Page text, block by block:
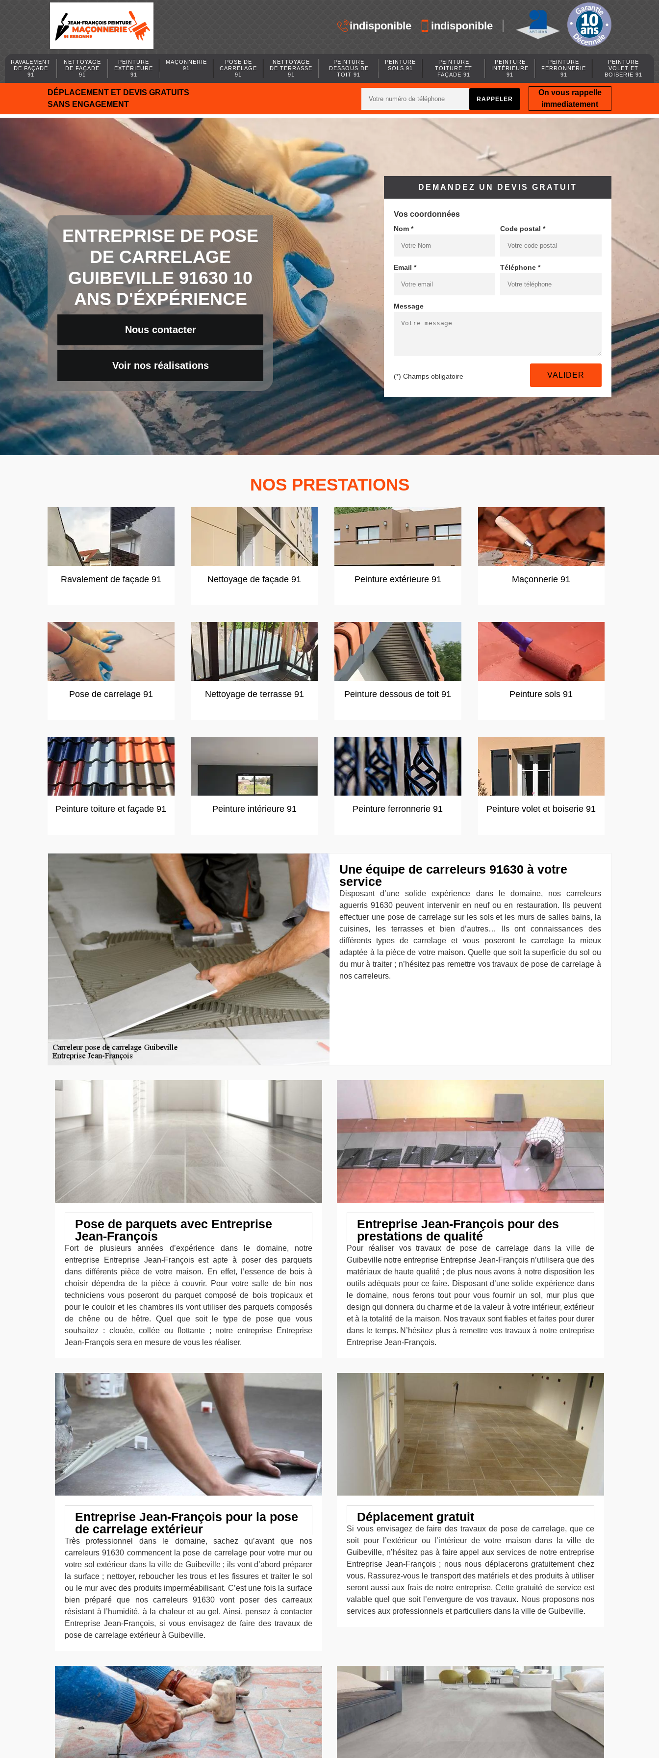
indisponible indisponible
RAVALEMENT
DE FAÇADE
91
NETTOYAGE
DE FAÇADE
91
PEINTURE
EXTÉRIEURE
91
MAÇONNERIE
91
POSE DE
CARRELAGE
91
NETTOYAGE
DE TERRASSE
91
PEINTURE
DESSOUS DE
TOIT 91
PEINTURE
SOLS 91
PEINTURE
TOITURE ET
FAÇADE 91
PEINTURE
INTÉRIEURE
91
PEINTURE
FERRONNERIE
91
PEINTURE
VOLET ET
BOISERIE 91
DÉPLACEMENT ET DEVIS GRATUITS
SANS ENGAGEMENT
On vous rappelle
immediatement
ENTREPRISE DE POSE
DE CARRELAGE
GUIBEVILLE 91630 10
ANS D'ÉXPÉRIENCE
Nous contacter
Voir nos réalisations
DEMANDEZ UN DEVIS GRATUIT
Vos coordonnées
Nom * Code postal *
Email * Téléphone *
Message
(*) Champs obligatoire
NOS PRESTATIONS
Ravalement de façade 91 Nettoyage de façade 91 Peinture extérieure 91 Maçonnerie 91
Pose de carrelage 91 Nettoyage de terrasse 91 Peinture dessous de toit 91 Peinture sols 91
Peinture toiture et façade 91 Peinture intérieure 91 Peinture ferronnerie 91 Peinture volet et boiserie 91
Une équipe de carreleurs 91630 à votre
service
Disposant d’une solide expérience dans le domaine, nos carreleurs
aguerris 91630 peuvent intervenir en neuf ou en restauration. Ils peuvent
effectuer une pose de carrelage sur les sols et les murs de salles bains, la
cuisines, les terrasses et bien d’autres… Ils ont connaissances des
différents types de carrelage et vous poseront le carrelage la mieux
adaptée à la pièce de votre maison. Quelle que soit la superficie du sol ou
du mur à traiter ; n’hésitez pas remettre vos travaux de pose de carrelage à
nos carreleurs.
Pose de parquets avec Entreprise
Jean-François
Fort de plusieurs années d’expérience dans le domaine, notre
entreprise Entreprise Jean-François est apte à poser des parquets
dans différents pièce de votre maison. En effet, l’essence de bois à
choisir dépendra de la pièce à couvrir. Pour votre salle de bin nos
techniciens vous poseront du parquet composé de bois tropicaux et
pour le couloir et les chambres ils vont utiliser des parquets composés
de chêne ou de hêtre. Quel que soit le type de pose que vous
souhaitez : clouée, collée ou flottante ; notre entreprise Entreprise
Jean-François sera en mesure de vous les réaliser.
Entreprise Jean-François pour des
prestations de qualité
Pour réaliser vos travaux de pose de carrelage dans la ville de
Guibeville notre entreprise Entreprise Jean-François n’utilisera que des
matériaux de haute qualité ; de plus nous avons à notre disposition les
outils adéquats pour ce faire. Disposant d’une solide expérience dans
le domaine, nous ferons tout pour vous fournir un sol, mur plus que
design qui donnera du charme et de la valeur à votre intérieur, extérieur
et à la totalité de la maison. Nos travaux sont fiables et faites pour durer
dans le temps. N’hésitez plus à remettre vos travaux à notre entreprise
Entreprise Jean-François.
Entreprise Jean-François pour la pose
de carrelage extérieur
Très professionnel dans le domaine, sachez qu’avant que nos
carreleurs 91630 commencent la pose de carrelage pour votre mur ou
votre sol extérieur dans la ville de Guibeville ; ils vont d’abord préparer
la surface ; nettoyer, reboucher les trous et les fissures et traiter le sol
ou le mur avec des produits imperméabilisant. C’est une fois la surface
bien préparé que nos carreleurs 91630 vont poser des carreaux
résistant à l’humidité, à la chaleur et au gel. Ainsi, pensez à contacter
Entreprise Jean-François, si vous envisagez de faire des travaux de
pose de carrelage extérieur à Guibeville.
Déplacement gratuit
Si vous envisagez de faire des travaux de pose de carrelage, que ce
soit pour l’extérieur ou l’intérieur de votre maison dans la ville de
Guibeville, n’hésitez pas à faire appel aux services de notre entreprise
Entreprise Jean-François ; nous nous déplacerons gratuitement chez
vous. Rassurez-vous le transport des matériels et des produits à utiliser
seront aussi aux frais de notre entreprise. Cette gratuité de service est
valable quel que soit l’envergure de vos travaux. Nous proposons nos
services aux professionnels et particuliers dans la ville de Guibeville.